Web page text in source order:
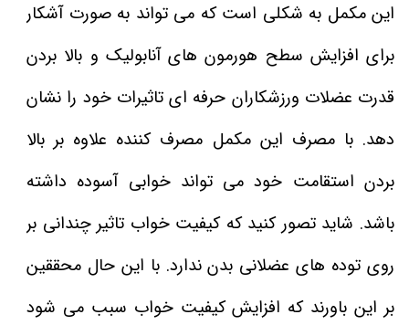
این مکمل به شکلی است که می‌ تواند به صورت آشکار
برای افزایش سطح هورمون‌ های آنابولیک و بالا بردن
قدرت عضلات ورزشکاران حرفه‌ ای تاثیرات خود را نشان
دهد. با مصرف این مکمل مصرف کننده علاوه بر بالا
بردن استقامت خود می‌ تواند خوابی آسوده داشته
باشد. شاید تصور کنید که کیفیت خواب تاثیر چندانی بر
روی توده‌ های عضلانی بدن ندارد. با این حال محققین
بر این باورند که افزایش کیفیت خواب سبب می‌ شود